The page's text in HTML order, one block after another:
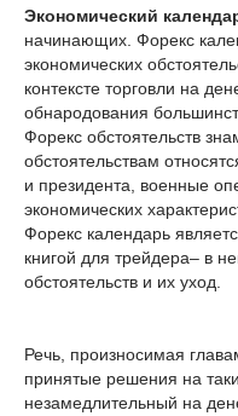
Экономический
начинающих. Форекс
экономических
контексте торговли на
обнародования
Форекс обстоятельств
обстоятельствам
и президента, военные
экономических
Форекс календарь
книгой для трейдера– в
обстоятельств и их уход.
Речь, произносимая
принятые решения на
незамедлительный на